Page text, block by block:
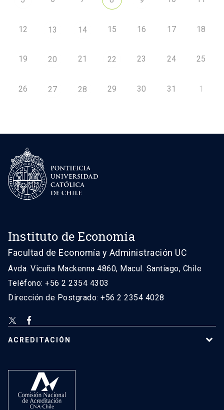
12 13 14 15 16 17 18
19 20 21 22 23 24 25
26 27 28 29 30 31 1
Instituto de Economía
Facultad de Economía y Administración UC
Avda. Vicuña Mackenna 4860, Macul. Santiago, Chile
Teléfono: +56 2 2354 4303
Dirección de Postgrado: +56 2 2354 4028
ACREDITACIÓN